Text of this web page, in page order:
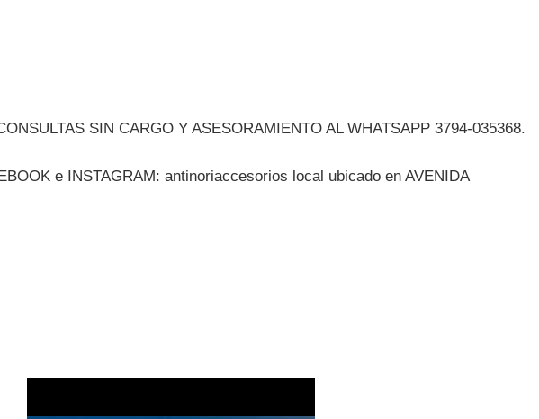
SIN CARGO Y ASESORAMIENTO AL WHATSAPP 3794-035368.
e INSTAGRAM: antinoriaccesorios local ubicado en AVENIDA